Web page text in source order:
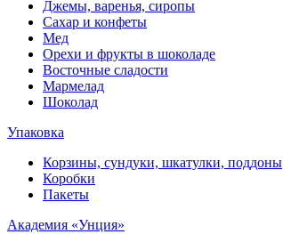
Джемы, варенья, сиропы
Сахар и конфеты
Мед
Орехи и фрукты в шоколаде
Восточные сладости
Мармелад
Шоколад
Упаковка
Корзины, сундуки, шкатулки, поддоны
Коробки
Пакеты
Академия «Унция»